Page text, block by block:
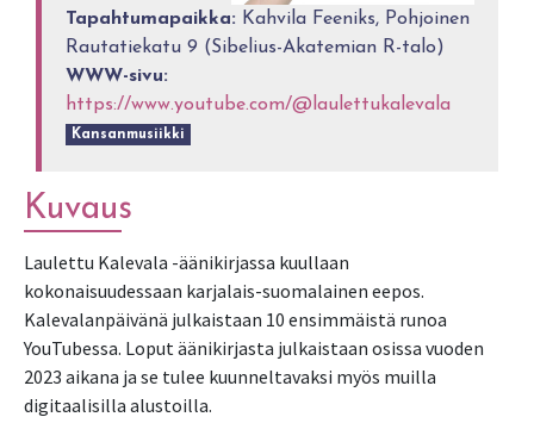
Tapahtumapaikka: Kahvila Feeniks, Pohjoinen
Rautatiekatu 9 (Sibelius-Akatemian R-talo)
WWW-sivu:
https://www.youtube.com/@laulettukalevala
Kansanmusiikki
Kuvaus
Laulettu Kalevala -äänikirjassa kuullaan
kokonaisuudessaan karjalais-suomalainen eepos.
Kalevalanpäivänä julkaistaan 10 ensimmäistä runoa
YouTubessa. Loput äänikirjasta julkaistaan osissa vuoden
2023 aikana ja se tulee kuunneltavaksi myös muilla
digitaalisilla alustoilla.